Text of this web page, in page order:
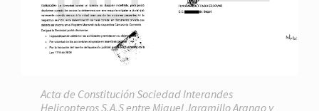
Acta de Constitución Sociedad Interandes
Helicopteros S.A.S entre Miguel Jaramillo Arango y